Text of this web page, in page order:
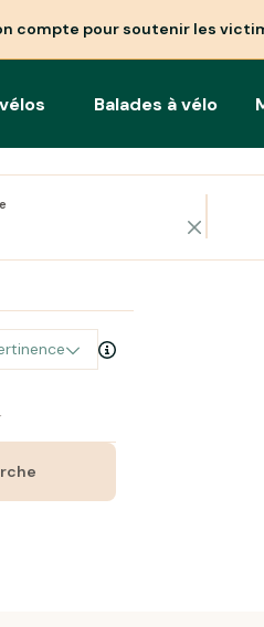
compte pour soutenir les
Balades à vélo